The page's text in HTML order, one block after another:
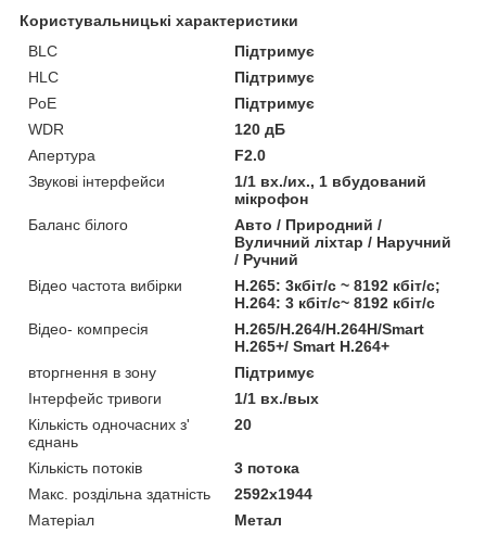
Користувальницькі характеристики
BLC
Підтримує
HLC
Підтримує
PoE
Підтримує
WDR
120 дБ
Апертура
F2.0
Звукові інтерфейси
1/1 вх./их., 1 вбудований
мікрофон
Баланс білого
Авто / Природний /
Вуличний ліхтар / Наручний
/ Ручний
Відео частота вибірки
H.265: 3кбіт/с ~ 8192 кбіт/с;
H.264: 3 кбіт/с~ 8192 кбіт/с
Відео- компресія
H.265/H.264/H.264H/Smart
H.265+/ Smart H.264+
вторгнення в зону
Підтримує
Інтерфейс тривоги
1/1 вх./вых
Кількість одночасних з'
єднань
20
Кількість потоків
3 потока
Макс. роздільна здатність
2592x1944
Матеріал
Метал